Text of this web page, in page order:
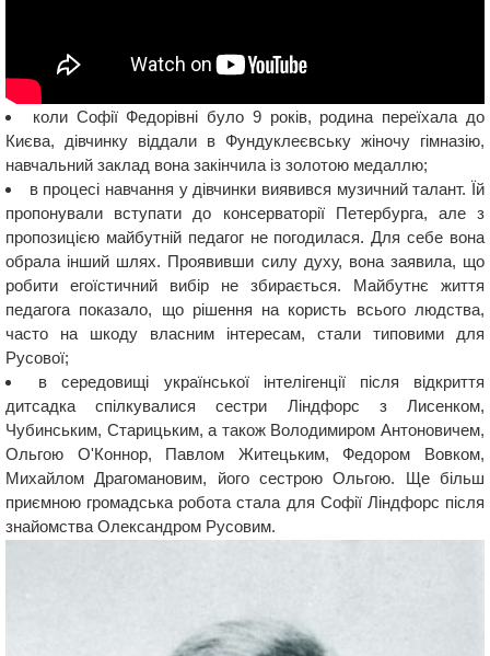
коли Софії Федорівні було 9 років, родина переїхала до
Києва, дівчинку віддали в Фундуклеєвську жіночу гімназію,
навчальний заклад вона закінчила із золотою медаллю;
в процесі навчання у дівчинки виявився музичний талант. Їй
пропонували вступати до консерваторії Петербурга, але з
пропозицією майбутній педагог не погодилася. Для себе вона
обрала інший шлях. Проявивши силу духу, вона заявила, що
робити егоїстичний вибір не збирається. Майбутнє життя
педагога показало, що рішення на користь всього людства,
часто на шкоду власним інтересам, стали типовими для
Русової;
в середовищі української інтелігенції після відкриття
дитсадка спілкувалися сестри Ліндфорс з Лисенком,
Чубинським, Старицьким, а також Володимиром Антоновичем,
Ольгою О'Коннор, Павлом Житецьким, Федором Вовком,
Михайлом Драгомановим, його сестрою Ольгою. Ще більш
приємною громадська робота стала для Софії Ліндфорс після
знайомства Олександром Русовим.